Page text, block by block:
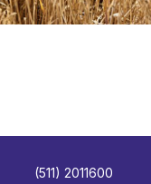
(511) 2011600